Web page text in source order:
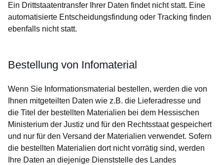
Ein Drittstaatentransfer Ihrer Daten findet nicht statt. Eine
automatisierte Entscheidungsfindung oder Tracking finden
ebenfalls nicht statt.
Bestellung von Infomaterial
Wenn Sie Informationsmaterial bestellen, werden die von
Ihnen mitgeteilten Daten wie z.B. die Lieferadresse und
die Titel der bestellten Materialien bei dem Hessischen
Ministerium der Justiz und für den Rechtsstaat gespeichert
und nur für den Versand der Materialien verwendet. Sofern
die bestellten Materialien dort nicht vorrätig sind, werden
Ihre Daten an diejenige Dienststelle des Landes